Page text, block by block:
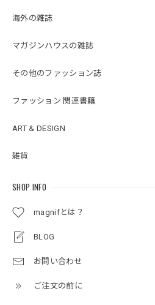
海外の雑誌
マガジンハウスの雑誌
その他のファッション誌
ファッション 関連書籍
ART & DESIGN
雑貨
SHOP INFO
magnifとは？
BLOG
お問い合わせ
ご注文の前に